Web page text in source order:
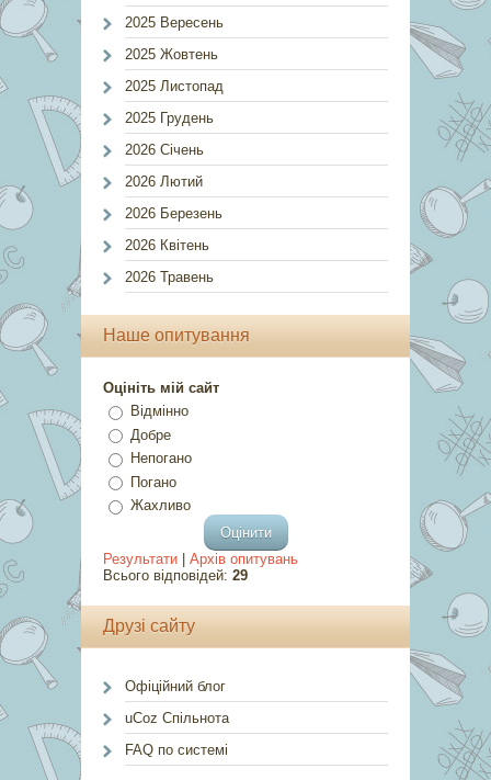
2025 Вересень
2025 Жовтень
2025 Листопад
2025 Грудень
2026 Січень
2026 Лютий
2026 Березень
2026 Квітень
2026 Травень
Наше опитування
Оцініть мій сайт
Відмінно
Добре
Непогано
Погано
Жахливо
Результати
Архів опитувань
Всього відповідей: 29
Друзі сайту
Офіційний блог
uCoz Спільнота
FAQ по системі